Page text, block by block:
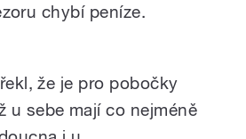
chybí peníze.
že je pro pobočky
u sebe mají co nejméně